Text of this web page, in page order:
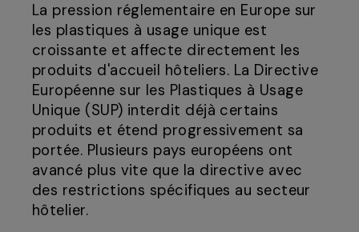
La pression réglementaire en Europe sur
les plastiques à usage unique est
croissante et affecte directement les
produits d'accueil hôteliers. La Directive
Européenne sur les Plastiques à Usage
Unique (SUP) interdit déjà certains
produits et étend progressivement sa
portée. Plusieurs pays européens ont
avancé plus vite que la directive avec
des restrictions spécifiques au secteur
hôtelier.